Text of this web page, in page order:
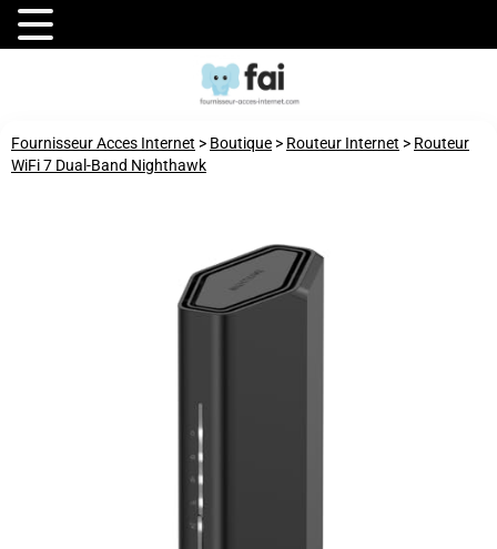
Fournisseur Acces Internet > Boutique > Routeur Internet > Routeur
WiFi 7 Dual-Band Nighthawk